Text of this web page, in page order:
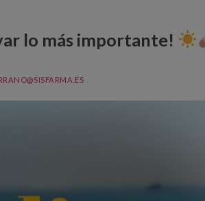
lo más importante!